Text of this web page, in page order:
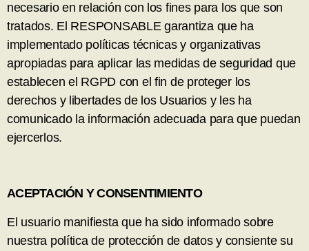
necesario en relación con los fines para los que son
tratados. El RESPONSABLE garantiza que ha
implementado políticas técnicas y organizativas
apropiadas para aplicar las medidas de seguridad que
establecen el RGPD con el fin de proteger los
derechos y libertades de los Usuarios y les ha
comunicado la información adecuada para que puedan
ejercerlos.
ACEPTACIÓN Y CONSENTIMIENTO
El usuario manifiesta que ha sido informado sobre
nuestra política de protección de datos y consiente su